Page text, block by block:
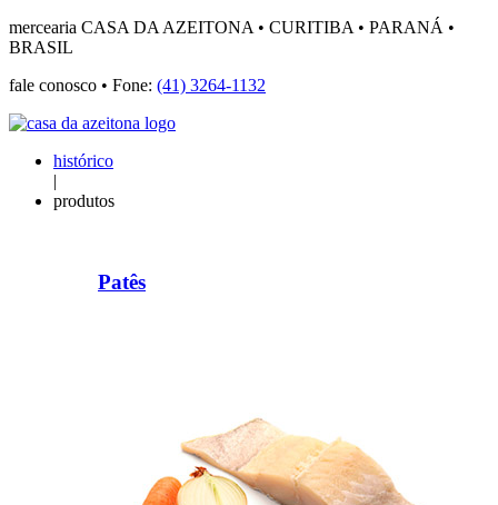
mercearia CASA DA AZEITONA • CURITIBA • PARANÁ •
BRASIL
fale conosco • Fone: (41) 3264-1132
histórico
|
produtos
Patês